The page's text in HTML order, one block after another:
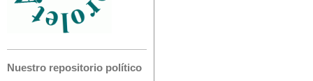
Nuestro repositorio político